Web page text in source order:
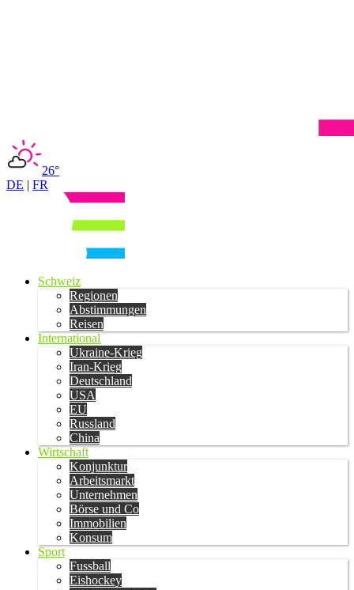
26°
DE | FR
Schweiz
Regionen
Abstimmungen
Reisen
International
Ukraine-Krieg
Iran-Krieg
Deutschland
USA
EU
Russland
China
Wirtschaft
Konjunktur
Arbeitsmarkt
Unternehmen
Börse und Co
Immobilien
Konsum
Sport
Fussball
Eishockey